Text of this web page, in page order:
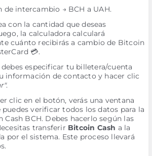
de intercambio → BCH a UAH.
con la cantidad que deseas
la calculadora calculará
cuánto recibirás a cambio de Bitcoin
💳.
especificar tu billetera/cuenta
información de contacto y hacer clic
.
clic en el botón, verás una ventana
verificar todos los datos para la
Cash BCH. Debes hacerlo según las
transferir Bitcoin Cash a la
por el sistema. Este proceso llevará